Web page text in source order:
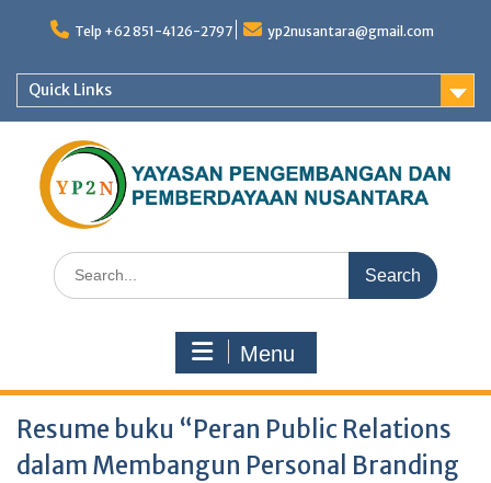
Telp +62 851-4126-2797 yp2nusantara@gmail.com
Quick Links
Search
for:
Menu
Resume buku “Peran Public Relations
dalam Membangun Personal Branding